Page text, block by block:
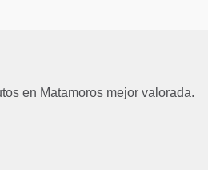
en Matamoros mejor valorada.